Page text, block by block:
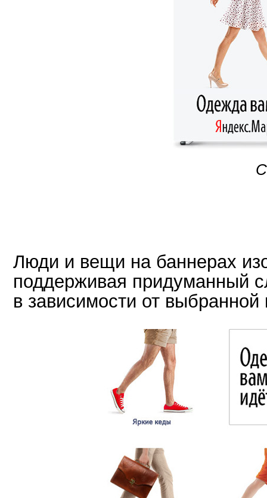
Люди и вещи на баннерах
поддерживая придуманный
в зависимости от выбранной